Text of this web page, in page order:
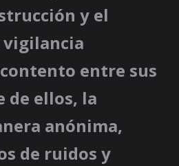
y el
vigilancia
entre sus
de ellos, la
anónima,
de ruidos y